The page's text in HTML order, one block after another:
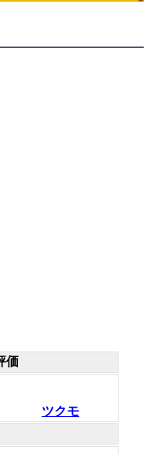
価
ツクモ